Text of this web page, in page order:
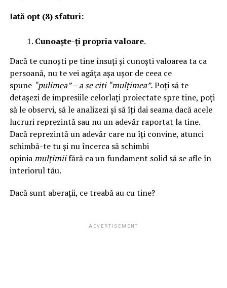
Iată opt (8) sfaturi:
Cunoaște-ți propria valoare.
Dacă te cunoști pe tine însuți și cunoști valoarea ta ca
persoană, nu te vei agăța așa ușor de ceea ce
spune “pulimea” – a se citi “mulțimea”.Poți să te
detașezi de impresiile celorlați proiectate spre tine, poți
să le observi, să le analizezi și să îți dai seama dacă acele
lucruri reprezintă sau nu un adevăr raportat la tine.
Dacă reprezintă un adevăr care nu îți convine, atunci
schimbă-te tu și nu încerca să schimbi
opiniamulțimiifără ca un fundament solid să se afle în
interiorul tău.
Dacă sunt aberații, ce treabă au cu tine?
ADVERTISEMENT